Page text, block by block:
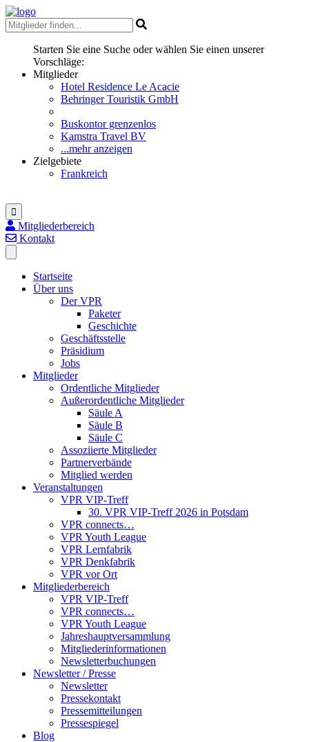
Starten Sie eine Suche oder wählen Sie einen unserer
Vorschläge:
Mitglieder
Hotel Residence Le Acacie
Behringer Touristik GmbH
Buskontor grenzenlos
Kamstra Travel BV
...mehr anzeigen
Zielgebiete
Frankreich
Mitgliederbereich
Kontakt
Startseite
Über uns
Der VPR
Paketer
Geschichte
Geschäftsstelle
Präsidium
Jobs
Mitglieder
Ordentliche Mitglieder
Außerordentliche Mitglieder
Säule A
Säule B
Säule C
Assoziierte Mitglieder
Partnerverbände
Mitglied werden
Veranstaltungen
VPR VIP-Treff
30. VPR VIP-Treff 2026 in Potsdam
VPR connects…
VPR Youth League
VPR Lernfabrik
VPR Denkfabrik
VPR vor Ort
Mitgliederbereich
VPR VIP-Treff
VPR connects…
VPR Youth League
Jahreshauptversammlung
Mitgliederinformationen
Newsletterbuchungen
Newsletter / Presse
Newsletter
Pressekontakt
Pressemitteilungen
Pressespiegel
Blog